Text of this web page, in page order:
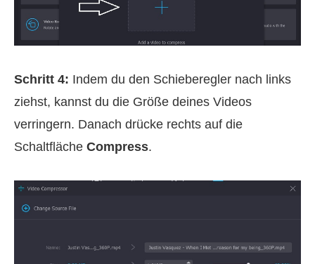
Schritt 4: Indem du den Schieberegler nach links
ziehst, kannst du die Größe deines Videos
verringern. Danach drücke rechts auf die
Schaltfläche Compress.